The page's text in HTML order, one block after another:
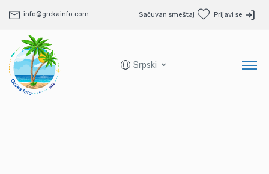
info@grckainfo.com Sačuvan smeštaj Prijavi se
Srpski